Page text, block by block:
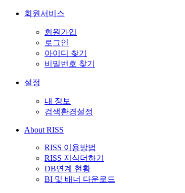
회원서비스
회원가입
로그인
아이디 찾기
비밀번호 찾기
설정
내 정보
검색환경설정
About RISS
RISS 이용방법
RISS 지식더하기
DB연계 현황
BI 및 배너 다운로드